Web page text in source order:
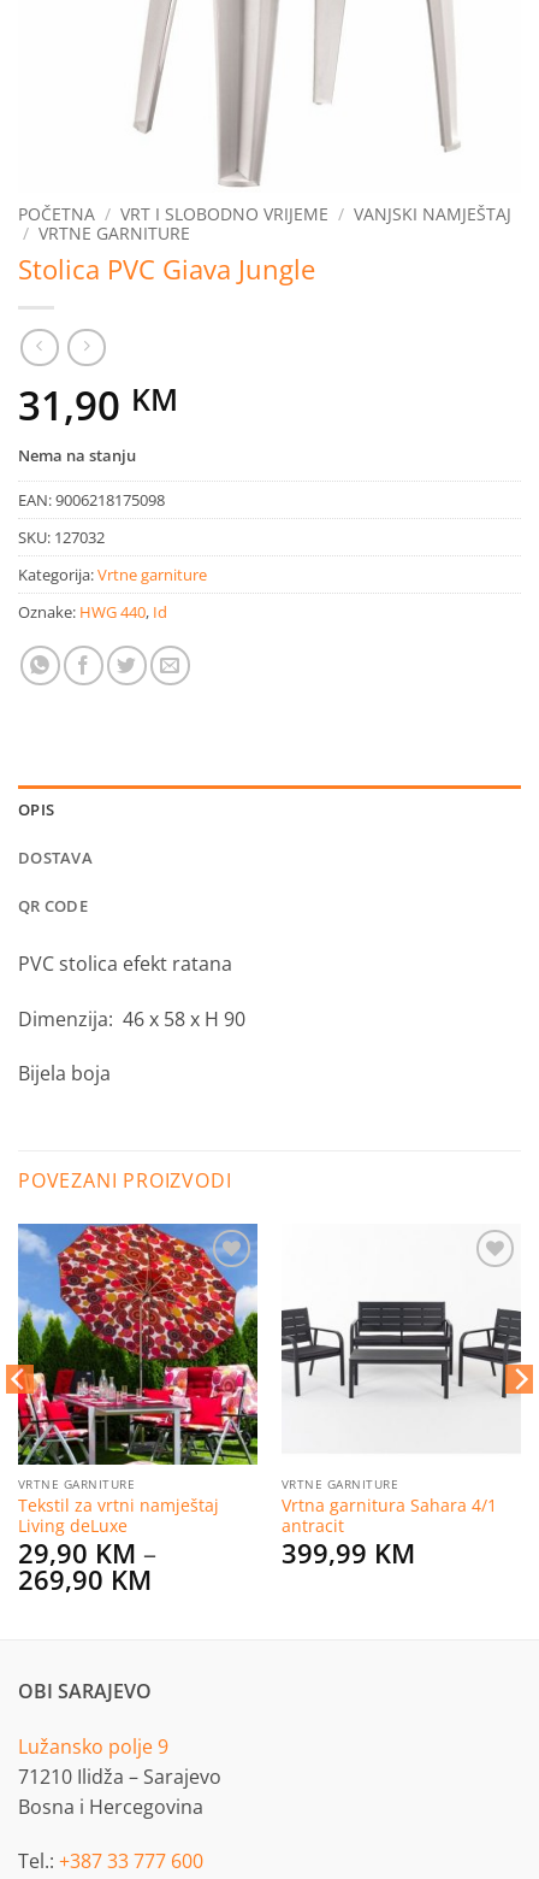
POČETNA / VRT I SLOBODNO VRIJEME / VANJSKI NAMJEŠTAJ
/ VRTNE GARNITURE
Stolica PVC Giava Jungle
31,90 KM
Nema na stanju
EAN:9006218175098
SKU: 127032
Kategorija:Vrtne garniture
Oznake: HWG 440, Id
OPIS
DOSTAVA
QR CODE
PVC stolica efekt ratana
Dimenzija: 46 x 58 x H 90
Bijela boja
POVEZANI PROIZVODI
Dodaj
na
listu
želja
VRTNE GARNITURE
Tekstil za vrtni namještaj
Living deLuxe
29,90 KM –
269,90 KMPrice
269,90 KM
listu
želja
VRTNE GARNITURE
Vrtna garnitura Sahara 4/1
antracit
399,99 KM
OBI SARAJEVO
Lužansko polje 9
71210 Ilidža – Sarajevo
Bosna i Hercegovina
Tel.: +387 33 777 600